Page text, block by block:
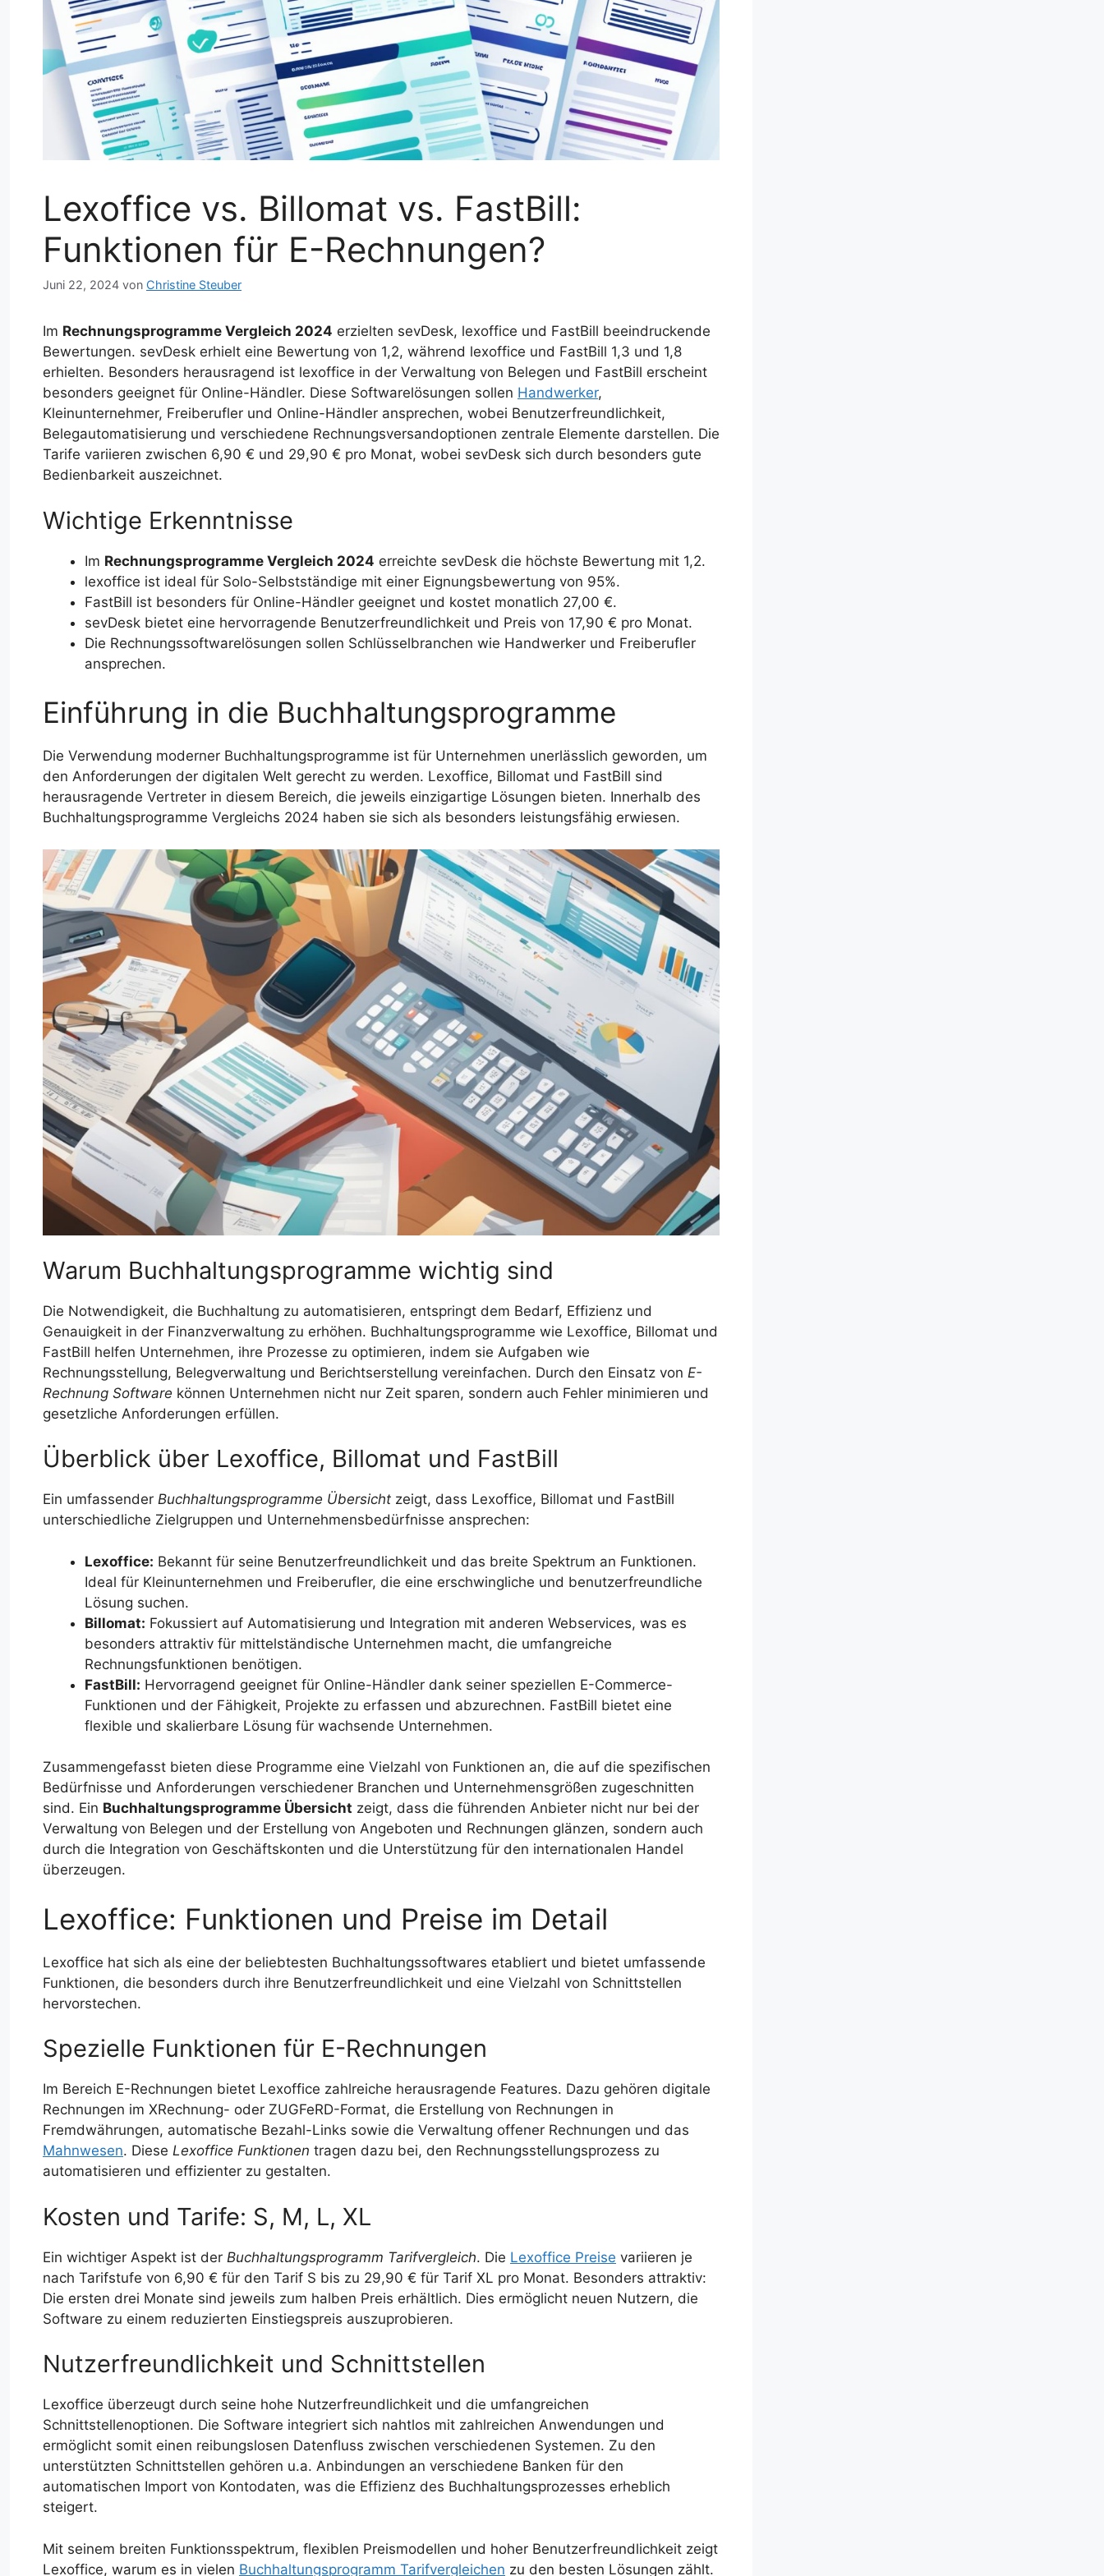
Lexoffice vs. Billomat vs. FastBill:
Funktionen für E-Rechnungen?
Juni 22, 2024 von Christine Steuber
Im Rechnungsprogramme Vergleich 2024 erzielten sevDesk, lexoffice und FastBill beeindruckende
Bewertungen. sevDesk erhielt eine Bewertung von 1,2, während lexoffice und FastBill 1,3 und 1,8
erhielten. Besonders herausragend ist lexoffice in der Verwaltung von Belegen und FastBill erscheint
besonders geeignet für Online-Händler. Diese Softwarelösungen sollen Handwerker,
Kleinunternehmer, Freiberufler und Online-Händler ansprechen, wobei Benutzerfreundlichkeit,
Belegautomatisierung und verschiedene Rechnungsversandoptionen zentrale Elemente darstellen. Die
Tarife variieren zwischen 6,90 € und 29,90 € pro Monat, wobei sevDesk sich durch besonders gute
Bedienbarkeit auszeichnet.
Wichtige Erkenntnisse
Im Rechnungsprogramme Vergleich 2024 erreichte sevDesk die höchste Bewertung mit 1,2.
lexoffice ist ideal für Solo-Selbstständige mit einer Eignungsbewertung von 95%.
FastBill ist besonders für Online-Händler geeignet und kostet monatlich 27,00 €.
sevDesk bietet eine hervorragende Benutzerfreundlichkeit und Preis von 17,90 € pro Monat.
Die Rechnungssoftwarelösungen sollen Schlüsselbranchen wie Handwerker und Freiberufler
ansprechen.
Einführung in die Buchhaltungsprogramme
Die Verwendung moderner Buchhaltungsprogramme ist für Unternehmen unerlässlich geworden, um
den Anforderungen der digitalen Welt gerecht zu werden. Lexoffice, Billomat und FastBill sind
herausragende Vertreter in diesem Bereich, die jeweils einzigartige Lösungen bieten. Innerhalb des
Buchhaltungsprogramme Vergleichs 2024 haben sie sich als besonders leistungsfähig erwiesen.
Warum Buchhaltungsprogramme wichtig sind
Die Notwendigkeit, die Buchhaltung zu automatisieren, entspringt dem Bedarf, Effizienz und
Genauigkeit in der Finanzverwaltung zu erhöhen. Buchhaltungsprogramme wie Lexoffice, Billomat und
FastBill helfen Unternehmen, ihre Prozesse zu optimieren, indem sie Aufgaben wie
Rechnungsstellung, Belegverwaltung und Berichtserstellung vereinfachen. Durch den Einsatz von E-
Rechnung Software können Unternehmen nicht nur Zeit sparen, sondern auch Fehler minimieren und
gesetzliche Anforderungen erfüllen.
Überblick über Lexoffice, Billomat und FastBill
Ein umfassender Buchhaltungsprogramme Übersicht zeigt, dass Lexoffice, Billomat und FastBill
unterschiedliche Zielgruppen und Unternehmensbedürfnisse ansprechen:
Lexoffice: Bekannt für seine Benutzerfreundlichkeit und das breite Spektrum an Funktionen.
Ideal für Kleinunternehmen und Freiberufler, die eine erschwingliche und benutzerfreundliche
Lösung suchen.
Billomat: Fokussiert auf Automatisierung und Integration mit anderen Webservices, was es
besonders attraktiv für mittelständische Unternehmen macht, die umfangreiche
Rechnungsfunktionen benötigen.
FastBill: Hervorragend geeignet für Online-Händler dank seiner speziellen E-Commerce-
Funktionen und der Fähigkeit, Projekte zu erfassen und abzurechnen. FastBill bietet eine
flexible und skalierbare Lösung für wachsende Unternehmen.
Zusammengefasst bieten diese Programme eine Vielzahl von Funktionen an, die auf die spezifischen
Bedürfnisse und Anforderungen verschiedener Branchen und Unternehmensgrößen zugeschnitten
sind. Ein Buchhaltungsprogramme Übersicht zeigt, dass die führenden Anbieter nicht nur bei der
Verwaltung von Belegen und der Erstellung von Angeboten und Rechnungen glänzen, sondern auch
durch die Integration von Geschäftskonten und die Unterstützung für den internationalen Handel
überzeugen.
Lexoffice: Funktionen und Preise im Detail
Lexoffice hat sich als eine der beliebtesten Buchhaltungssoftwares etabliert und bietet umfassende
Funktionen, die besonders durch ihre Benutzerfreundlichkeit und eine Vielzahl von Schnittstellen
hervorstechen.
Spezielle Funktionen für E-Rechnungen
Im Bereich E-Rechnungen bietet Lexoffice zahlreiche herausragende Features. Dazu gehören digitale
Rechnungen im XRechnung- oder ZUGFeRD-Format, die Erstellung von Rechnungen in
Fremdwährungen, automatische Bezahl-Links sowie die Verwaltung offener Rechnungen und das
Mahnwesen. Diese Lexoffice Funktionen tragen dazu bei, den Rechnungsstellungsprozess zu
automatisieren und effizienter zu gestalten.
Kosten und Tarife: S, M, L, XL
Ein wichtiger Aspekt ist der Buchhaltungsprogramm Tarifvergleich. Die Lexoffice Preise variieren je
nach Tarifstufe von 6,90 € für den Tarif S bis zu 29,90 € für Tarif XL pro Monat. Besonders attraktiv:
Die ersten drei Monate sind jeweils zum halben Preis erhältlich. Dies ermöglicht neuen Nutzern, die
Software zu einem reduzierten Einstiegspreis auszuprobieren.
Nutzerfreundlichkeit und Schnittstellen
Lexoffice überzeugt durch seine hohe Nutzerfreundlichkeit und die umfangreichen
Schnittstellenoptionen. Die Software integriert sich nahtlos mit zahlreichen Anwendungen und
ermöglicht somit einen reibungslosen Datenfluss zwischen verschiedenen Systemen. Zu den
unterstützten Schnittstellen gehören u.a. Anbindungen an verschiedene Banken für den
automatischen Import von Kontodaten, was die Effizienz des Buchhaltungsprozesses erheblich
steigert.
Mit seinem breiten Funktionsspektrum, flexiblen Preismodellen und hoher Benutzerfreundlichkeit zeigt
Lexoffice, warum es in vielen Buchhaltungsprogramm Tarifvergleichen zu den besten Lösungen zählt.